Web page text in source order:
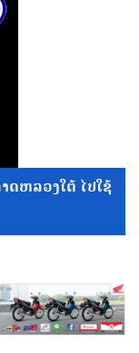
ຫລວງໃຕ້ ໄປໃຊ້